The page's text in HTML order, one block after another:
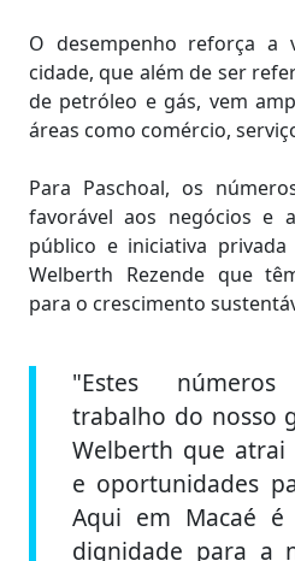
O desempenho reforça a
cidade, que além de ser
de petróleo e gás, vem
áreas como comércio,
Para Paschoal, os
favorável aos negócios e
público e iniciativa
Welberth Rezende que
para o crescimento
"Estes
trabalho do nosso
Welberth que atrai
e oportunidades
Aqui em Macaé
dignidade para a